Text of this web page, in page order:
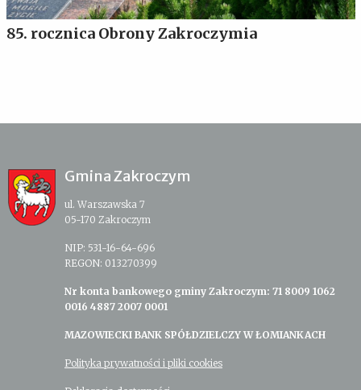
85. rocznica Obrony Zakroczymia
Gmina Zakroczym
ul. Warszawska 7
05-170 Zakroczym
NIP: 531-16-64-696
REGON: 013270399
Nr konta bankowego gminy Zakroczym: 71 8009 1062
0016 4887 2007 0001
MAZOWIECKI BANK SPÓŁDZIELCZY W ŁOMIANKACH
Polityka prywatności i pliki cookies